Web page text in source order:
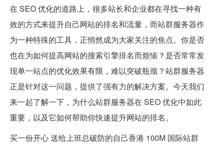
在 SEO 优化的道路上，很多站长和企业都在寻找一种有
效的方式来提升自己网站的排名和流量，而站群服务器作
为一种特殊的工具，正悄然成为大家关注的焦点。你是否
也在为如何提高网站的搜索引擎排名而烦恼？是否常常发
现单一站点的优化效果有限，难以突破瓶颈？站群服务器
正是针对这一问题，提供了强有力的解决方案。今天我们
来一起了解一下，为什么站群服务器在 SEO 优化中如此
重要，以及它如何帮助你快速提升网站的排名。
买一份开心 送给上班总破防的自己香港 100M 国际站群